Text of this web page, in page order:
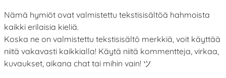
Nämä hymiöt ovat valmistettu tekstisisältöä hahmoista
kaikki erilaisia kieliä.
Koska ne on valmistettu tekstisisältö merkkiä, voit käyttää
niitä vakavasti kaikkialla! Käytä niitä kommentteja, virkaa,
kuvaukset, aikana chat tai mihin vain! ツ